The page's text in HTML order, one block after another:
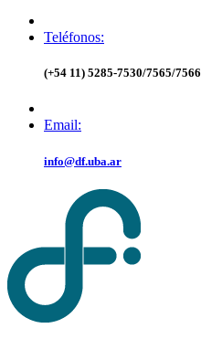
Teléfonos:
(+54 11) 5285-7530/7565/7566
Email:
info@df.uba.ar